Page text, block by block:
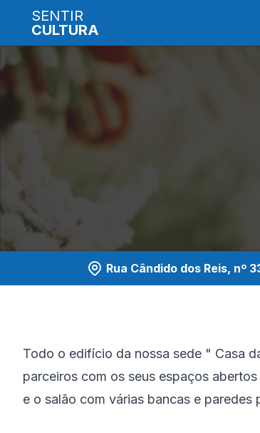
SENTIR
CULTURA
Rua Cândido dos Reis, nº
Todo o edifício da nossa sede " Casa
parceiros com os seus espaços
e o salão com várias bancas e